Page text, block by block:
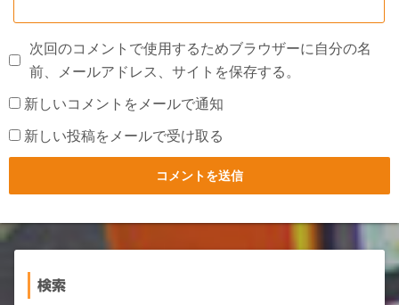
次回のコメントで使用するためブラウザーに自分の名
前、メールアドレス、サイトを保存する。
新しいコメントをメールで通知
新しい投稿をメールで受け取る
検索